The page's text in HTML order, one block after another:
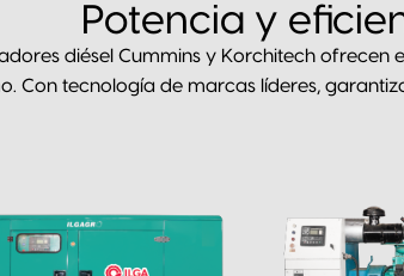
Potencia y
diésel Cummins y Korchitech
Con tecnología de marcas líderes,